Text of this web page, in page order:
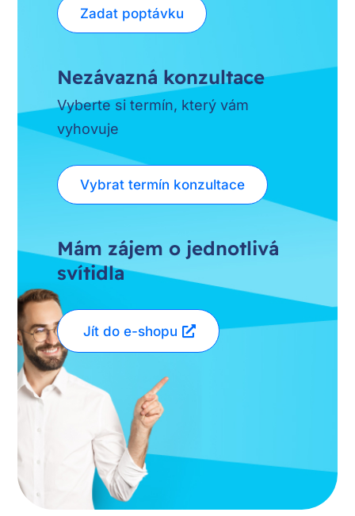
Zadat poptávku
Nezávazná konzultace
Vyberte si termín, který vám
vyhovuje
Vybrat termín konzultace
Mám zájem o jednotlivá
svítidla
Jít do e-shopu